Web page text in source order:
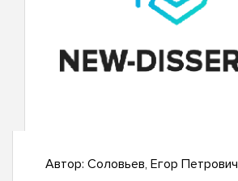
Автор: Соловьев, Егор Петрович